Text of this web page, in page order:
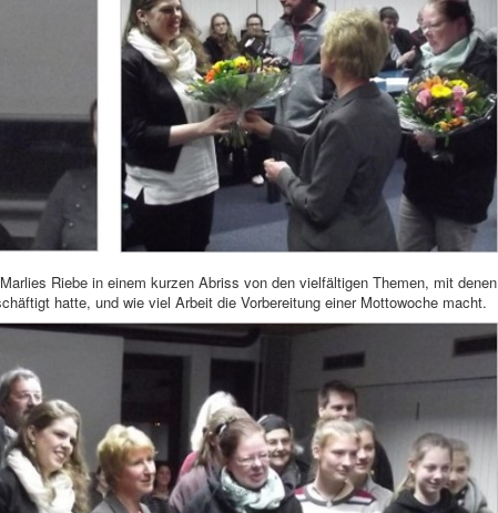
Riebe in einem kurzen Abriss von den vielfältigen Themen, mit denen
hatte, und wie viel Arbeit die Vorbereitung einer Mottowoche macht.